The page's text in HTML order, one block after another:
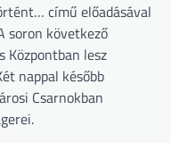
című előadásával
soron következő
Központban lesz
nappal később
Csarnokban